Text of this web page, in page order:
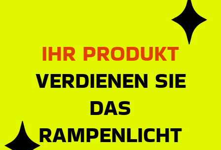
IHR PRODUKT
VERDIENEN SIE
DAS
RAMPENLICHT